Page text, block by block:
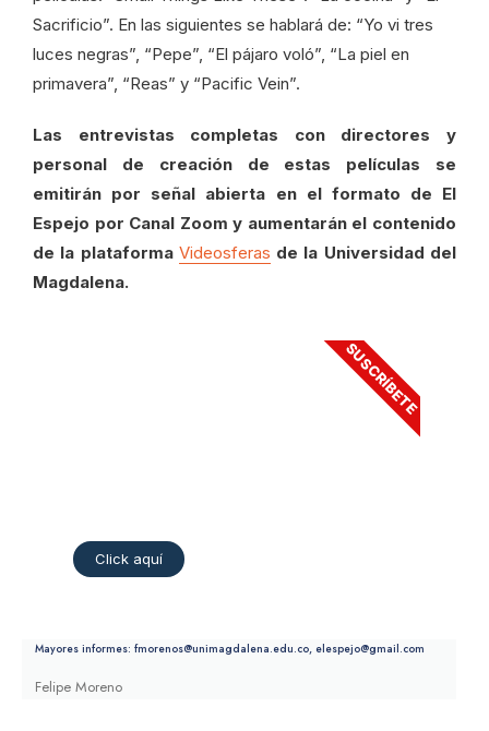
Sacrificio”. En las siguientes se hablará de: “Yo vi tres
luces negras”, “Pepe”, “El pájaro voló”, “La piel en
primavera”, “Reas” y “Pacific Vein”.
Las entrevistas completas con directores y
personal de creación de estas películas se
emitirán por señal abierta en el formato de El
Espejo por Canal Zoom y aumentarán el contenido
de la plataforma Videosferas de la Universidad del
Magdalena.
Click aquí
SUSCRÍBETE
Mayores informes: fmorenos@unimagdalena.edu.co, elespejo@gmail.com
Felipe Moreno